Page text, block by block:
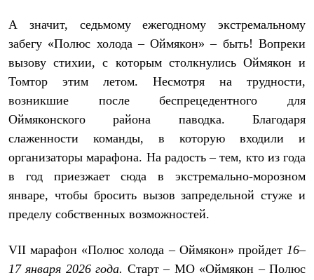
Женская одежда
Утепленная пухом
Куртки
Брюки
Жилеты
Утепленная синтетикой
Куртки
Брюки
Штормовая одежда
Куртки
Софтшелл одежда
Куртки
Брюки
Лёгкая одежда
Футболки
Брюки
Термобелье
Теплое термобелье
А значит, седьмому ежегодному экстремальному
забегу «Полюс холода – Оймякон» – быть! Вопреки
вызову стихии, с которым столкнулись Оймякон и
Томтор этим летом. Несмотря на трудности,
возникшие после беспрецедентного для
Оймяконского района паводка. Благодаря
слаженности команды, в которую входили и
организаторы марафона. На радость – тем, кто из года
в год приезжает сюда в экстремально-морозном
январе, чтобы бросить вызов запредельной стуже и
пределу собственных возможностей.
VII марафон «Полюс холода – Оймякон» пройдет 16–
17 января 2026 года. Старт – МО «Оймякон – Полюс